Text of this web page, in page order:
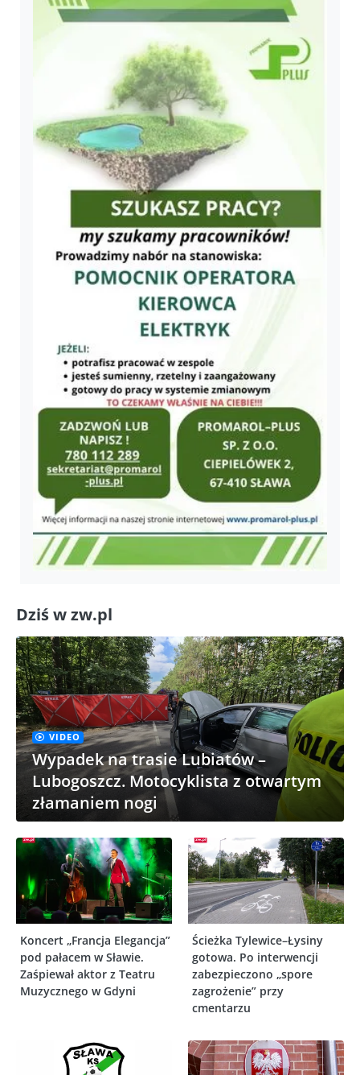
Dziś w zw.pl
VIDEO
Wypadek na trasie Lubiatów –
Lubogoszcz. Motocyklista z otwartym
złamaniem nogi
Koncert „Francja Elegancja”
pod pałacem w Sławie.
Zaśpiewał aktor z Teatru
Muzycznego w Gdyni
Ścieżka Tylewice–Łysiny
gotowa. Po interwencji
zabezpieczono „spore
zagrożenie” przy
cmentarzu